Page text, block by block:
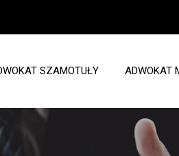
SZAMOTUŁY ADWOKAT